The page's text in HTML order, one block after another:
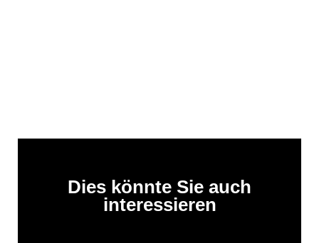
Dies könnte Sie auch
interessieren